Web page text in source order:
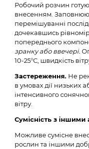
Робочий розчин
внесенням.
перемішуванні
дочекавшись
попереднього
зранку або ввечері.
10-25°С, швидкість
Застереження. Не
в умовах дії низьких
інтенсивного
вітру.
Сумісність з іншими
Можливе сумісне
рослин та іншими